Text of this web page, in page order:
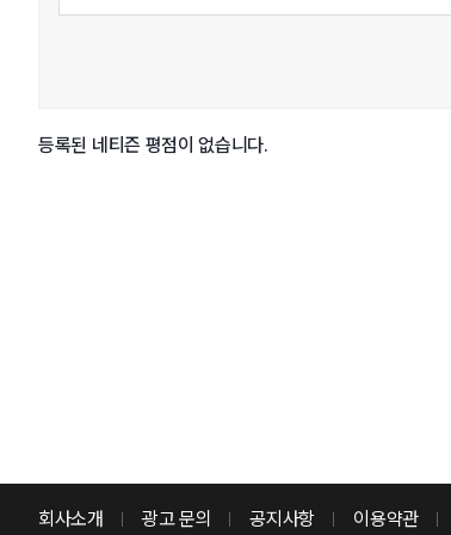
등록된 네티즌 평점이 없습니다.
회사소개 광고 문의 공지사항 이용약관